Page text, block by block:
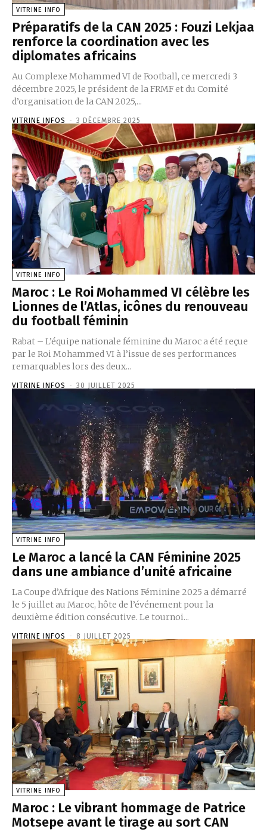
VITRINE INFO
Préparatifs de la CAN 2025 : Fouzi Lekjaa
renforce la coordination avec les
diplomates africains
Au Complexe Mohammed VI de Football, ce mercredi 3
décembre 2025, le président de la FRMF et du Comité
d’organisation de la CAN 2025,...
VITRINE INFOS - 3 DÉCEMBRE 2025
VITRINE INFO
Maroc : Le Roi Mohammed VI célèbre les
Lionnes de l’Atlas, icônes du renouveau
du football féminin
Rabat – L’équipe nationale féminine du Maroc a été reçue
par le Roi Mohammed VI à l’issue de ses performances
remarquables lors des deux...
VITRINE INFOS - 30 JUILLET 2025
VITRINE INFO
Le Maroc a lancé la CAN Féminine 2025
dans une ambiance d’unité africaine
La Coupe d’Afrique des Nations Féminine 2025 a démarré
le 5 juillet au Maroc, hôte de l’événement pour la
deuxième édition consécutive. Le tournoi...
VITRINE INFOS - 8 JUILLET 2025
VITRINE INFO
Maroc : Le vibrant hommage de Patrice
Motsepe avant le tirage au sort CAN